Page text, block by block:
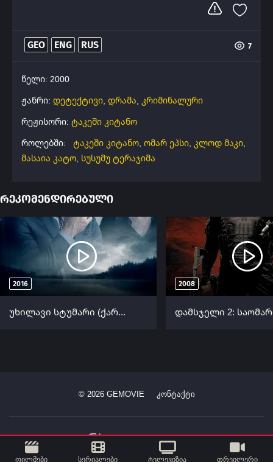
GEO ENG RUS 7
წელი: 2000
ჟანრი: დეტექტივი, დრამა, კრიმინალური
რეჟისორი: ტაკეში კიტანო
როლებში:
ტაკეში კიტანო, ომარ ეპსი, კლოდ მაკი,
მასაია კატო, სუსუმუ ტერაჯიმა
რეკომენდირებული
2016
უხილავი სტუმარი (ქართულად) / The Invisible Guest (Contratiempo) (Uxilavi Stumari Qartulad) ქართულად 2016
2008
ფილმები სერიალები ტელევიზია თრეილერი
© 2026GEMOVIE კონტაქტი